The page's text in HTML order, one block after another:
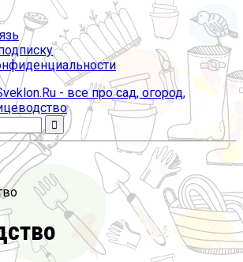
сад, огород, фермерство и птицеводство